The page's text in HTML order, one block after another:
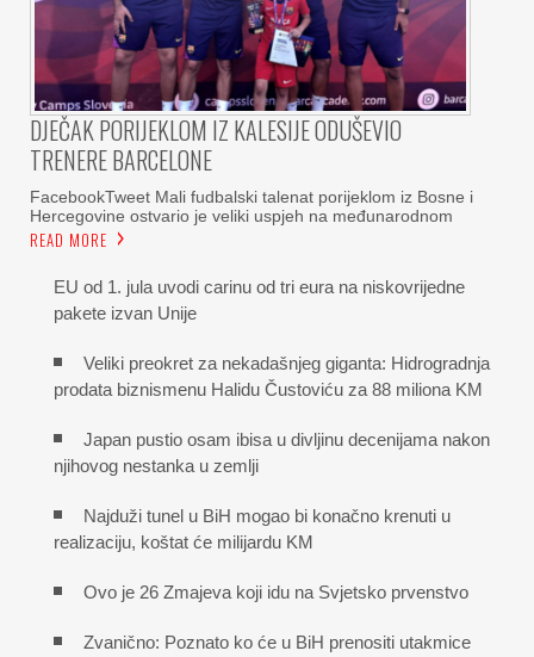
DJEČAK PORIJEKLOM IZ KALESIJE ODUŠEVIO
TRENERE BARCELONE
FacebookTweet Mali fudbalski talenat porijeklom iz Bosne i
Hercegovine ostvario je veliki uspjeh na međunarodnom
READ MORE
EU od 1. jula uvodi carinu od tri eura na niskovrijedne
pakete izvan Unije
Veliki preokret za nekadašnjeg giganta: Hidrogradnja
prodata biznismenu Halidu Čustoviću za 88 miliona KM
Japan pustio osam ibisa u divljinu decenijama nakon
njihovog nestanka u zemlji
Najduži tunel u BiH mogao bi konačno krenuti u
realizaciju, koštat će milijardu KM
Ovo je 26 Zmajeva koji idu na Svjetsko prvenstvo
Zvanično: Poznato ko će u BiH prenositi utakmice